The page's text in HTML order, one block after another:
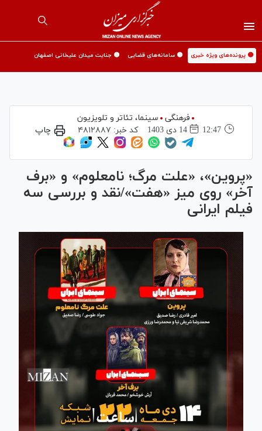
🟡 پرونده‌های ویژه خبری 🟡 سامانه‌های قضایی 🟡 جنایت میدان علیخانی اصفهان
فرهنگی
سینما،‌ تئاتر و تلویزیون
12:47
14 دی 1403 کد خبر: ۴۸۱۲۸۸۷ چاپ
«پروین»، «علت مرگ؛ نامعلوم» و «برف
آخر» روی میز «هفت»/نقد و بررسی سه
فیلم ایرانی